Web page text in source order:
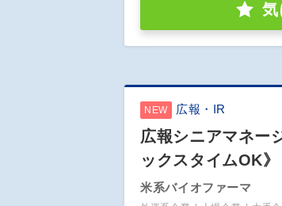
気
NEW 広報・IR
広報シニアマネー
ックスタイムOK》
米系バイオファーマ